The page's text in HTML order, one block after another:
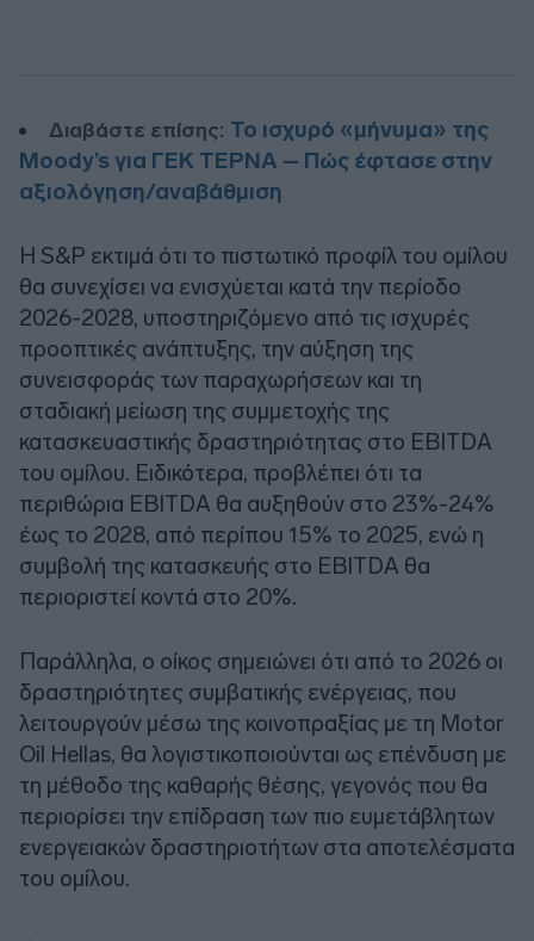
Διαβάστε επίσης: Το ισχυρό «μήνυμα» της
Moody’s για ΓΕΚ ΤΕΡΝΑ – Πώς έφτασε στην
αξιολόγηση/αναβάθμιση
Η S&P εκτιμά ότι το πιστωτικό προφίλ του ομίλου
θα συνεχίσει να ενισχύεται κατά την περίοδο
2026-2028, υποστηριζόμενο από τις ισχυρές
προοπτικές ανάπτυξης, την αύξηση της
συνεισφοράς των παραχωρήσεων και τη
σταδιακή μείωση της συμμετοχής της
κατασκευαστικής δραστηριότητας στο EBITDA
του ομίλου. Ειδικότερα, προβλέπει ότι τα
περιθώρια EBITDA θα αυξηθούν στο 23%-24%
έως το 2028, από περίπου 15% το 2025, ενώ η
συμβολή της κατασκευής στο EBITDA θα
περιοριστεί κοντά στο 20%.
Παράλληλα, ο οίκος σημειώνει ότι από το 2026 οι
δραστηριότητες συμβατικής ενέργειας, που
λειτουργούν μέσω της κοινοπραξίας με τη Motor
Oil Hellas, θα λογιστικοποιούνται ως επένδυση με
τη μέθοδο της καθαρής θέσης, γεγονός που θα
περιορίσει την επίδραση των πιο ευμετάβλητων
ενεργειακών δραστηριοτήτων στα αποτελέσματα
του ομίλου.